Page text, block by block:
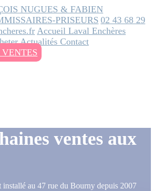
NUGUES & FABIEN
PRISEURS 02 43 68 29
Accueil Laval Enchères
Actualités Contact
ventes aux
installé au 47 rue du Bourny depuis 2007